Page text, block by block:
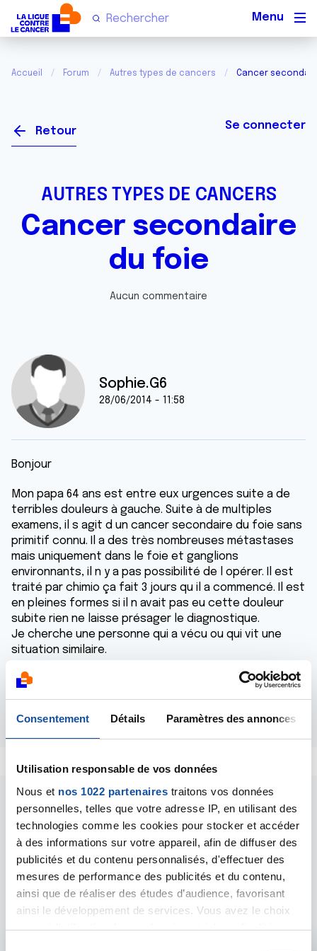
Consentement Détails Paramètres des annonces
Utilisation responsable de vos données
Nous et nos 1022 partenaires traitons vos données
personnelles, telles que votre adresse IP, en utilisant des
technologies comme les cookies pour stocker et accéder
à des informations sur votre appareil, afin de diffuser des
publicités et du contenu personnalisés, d'effectuer des
mesures de performance des publicités et du contenu,
ainsi que de réaliser des études d’audience, favorisant
ainsi le développement de services. Vous avez le choix
quant à l'utilisation de vos données et à leurs finalités.
Accueil Forum Autres types de cancers Cancer
Retour Se connecter
AUTRES TYPES DE CANCERS
Cancer secondaire
du foie
Aucun commentaire
Sophie.G6
28/06/2014 - 11:58
Bonjour
Mon papa 64 ans est entre eux urgences suite a de
terribles douleurs à gauche. Suite à de multiples
examens, il s agit d un cancer secondaire du foie sans
primitif connu. Il a des très nombreuses métastases
mais uniquement dans le foie et ganglions
environnants, il n y a pas possibilité de l opérer. Il est
traité par chimio ça fait 3 jours qu il a commencé. Il est
en pleines formes si il n avait pas eu cette douleur
subite rien ne laisse présager le diagnostique.
Je cherche une personne qui a vécu ou qui vit une
situation similaire.
Merci
Les intervenants du
forum